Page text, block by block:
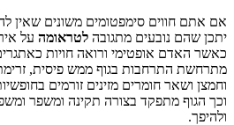
אם אתם חווים סימפטומים משונים שאין
יתכן שהם נובעים מתגובה לטראומה על
כאשר האדם אופטימי ורואה חויות
מתרחשת התרחבות בגוף ממש פיסית,
וחמצן ושאר חומרים מזינים זורמים
וכך הגוף מתפקד בצורה תקינה ומשפר
ולהיפך.